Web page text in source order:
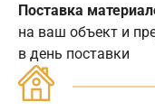
Поставка
на ваш объект и
в день поставки